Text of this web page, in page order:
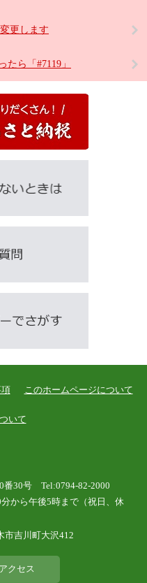
更します
ら「#7119」
このホームページについて
いて
30号 Tel:0794-82-2000
から午後5時まで（祝日、休
吉川町大沢412
クセス